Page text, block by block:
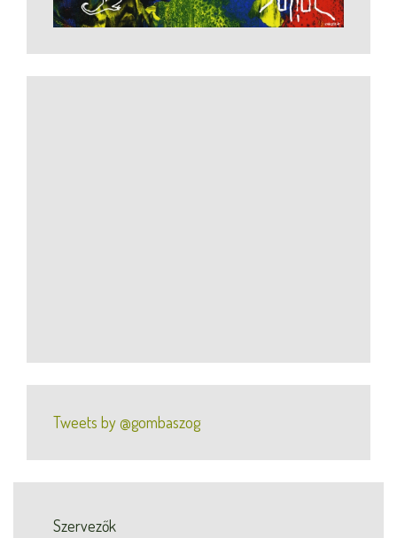
Tweets by @gombaszog
Szervezők